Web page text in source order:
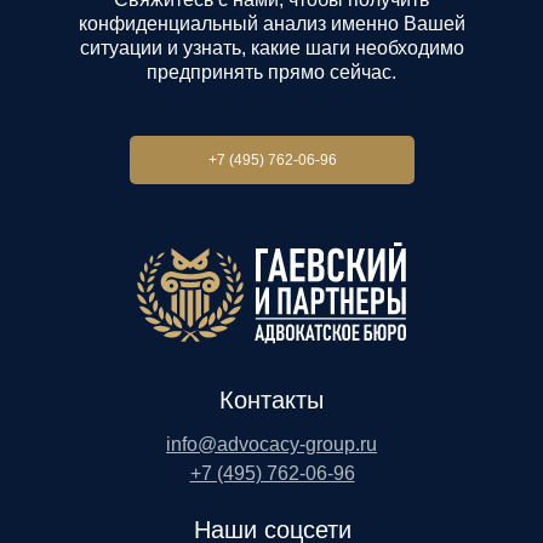
конфиденциальный анализ именно Вашей
ситуации и узнать, какие шаги необходимо
предпринять прямо сейчас.
+7 (495) 762-06-96
Наши соцсети
Контакты
info@advocacy-group.ru
+7 (495) 762-06-96